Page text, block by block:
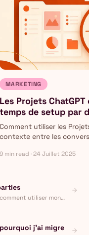
MARKETING
Les Projets
temps de setup par
Comment utiliser les
contexte entre les
9 min read · 24 Juillet 2025
utiliser mon
arrow_forward
j'ai migre
arrow_forward